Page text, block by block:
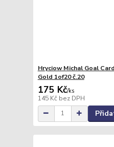
Hryciow Michal Goal
Gold 1of20 č.20
175 Kč/ks
145 Kč bez DPH